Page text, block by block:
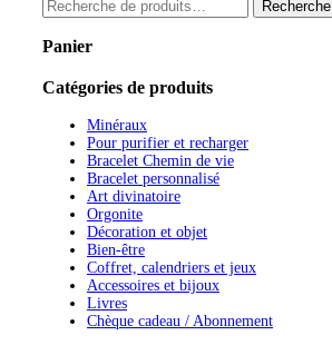
pour :
Recherche
Panier
Catégories de produits
Minéraux
Pour purifier et recharger
Bracelet Chemin de vie
Bracelet personnalisé
Art divinatoire
Orgonite
Décoration et objet
Bien-être
Coffret, calendriers et jeux
Accessoires et bijoux
Livres
Chèque cadeau / Abonnement